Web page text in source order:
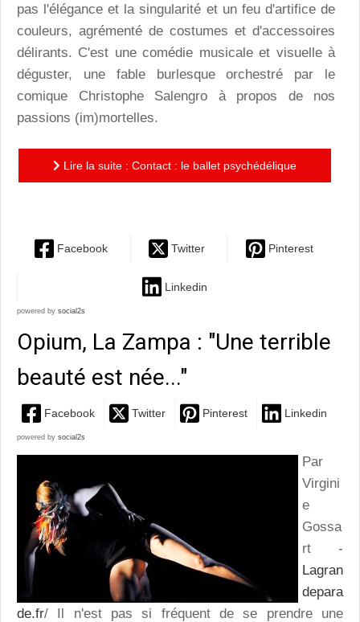
pas l'élégance et la singularité et un feu d'artifice de
couleurs, agrémenté de costumes et d'accessoires
délirants. C'est une comédie musicale et visuelle à
déguster, une fable burlesque orchestré par le
comique Christophe Salengro à propos de nos
passions (im)mortelles.
Lire la suite : Contact : le ballet psychédélique
Facebook Twitter Pinterest
Linkedin
powered by social2s
Opium, La Zampa : "Une terrible
beauté est née..."
Facebook Twitter Pinterest Linkedin
powered by social2s
Par
Virgini
e
Gossa
rt -
Lagran
depara
de.fr/ Il n'est pas si fréquent de se prendre une